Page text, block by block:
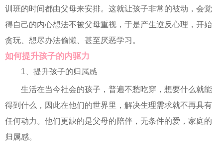
训班的时间都由父母来安排。这就让孩子非常的被动，会觉
得自己的内心想法不被父母重视，于是产生逆反心理，开始
贪玩、想尽办法偷懒、甚至厌恶学习。
如何提升孩子的内驱力
1、提升孩子的归属感
生活在当今社会的孩子，普遍不愁吃穿，想要什么就能
得到什么，因此在他们的世界里，解决生理需求就不再具有
任何动力。他们更缺的是父母的陪伴，无条件的爱，家庭的
归属感。